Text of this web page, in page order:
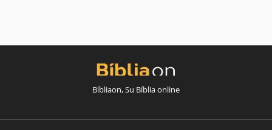
Bíbliaon, Su Bíblia online